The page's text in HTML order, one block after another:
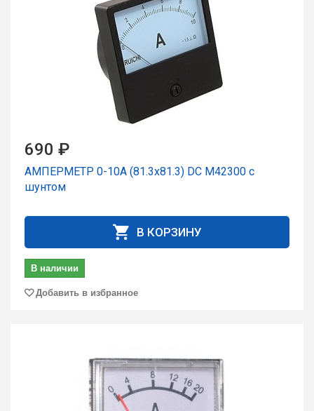
690 ₽
АМПЕРМЕТР 0-10А (81.3х81.3) DC М42300 с
шунтом
В КОРЗИНУ
В наличии
Добавить в избранное